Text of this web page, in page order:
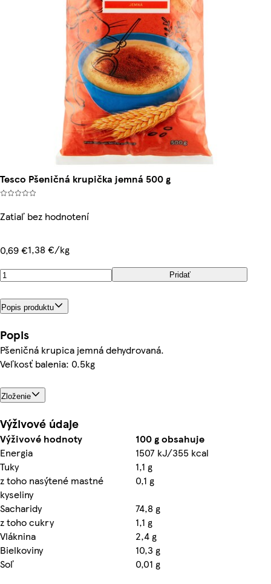
Tesco Pšeničná krupička jemná 500 g
Zatiaľ bez hodnotení
0,69 €1,38 €/kg
Pridať
Popis produktu
Popis
Pšeničná krupica jemná dehydrovaná.
Veľkosť balenia: 0.5kg
Zloženie
Výživové údaje
Výživové hodnoty
100 g obsahuje
Energia
1507 kJ/355 kcal
Tuky
1,1 g
z toho nasýtené mastné
kyseliny
0,1 g
Sacharidy
74,8 g
z toho cukry
1,1 g
Vláknina
2,4 g
Bielkoviny
10,3 g
Soľ
0,01 g